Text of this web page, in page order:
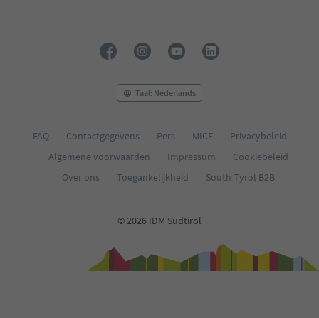
Taal: Nederlands
FAQ Contactgegevens Pers MICE
Privacybeleid
Algemene voorwaarden
Impressum
Cookiebeleid
Over ons
Toegankelijkheid South Tyrol B2B
© 2026 IDM Südtirol